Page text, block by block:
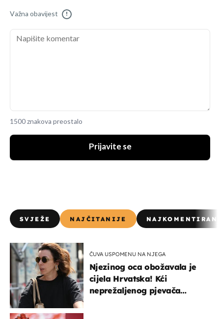
Važna obavijest !
1500 znakova preostalo
Prijavite se
SVJEŽE NAJČITANIJE
ČUVA USPOMENU NA NJEGA
Njezinog oca obožavala je
cijela Hrvatska! Kći
neprežaljenog pjevača